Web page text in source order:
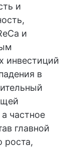
и
и
инвестиций
в
частное
главной
роста,